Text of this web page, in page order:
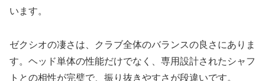
います。
ゼクシオの凄さは、クラブ全体のバランスの良さにありま
す。ヘッド単体の性能だけでなく、専用設計されたシャフ
トとの相性が完璧で、振り抜きやすさが段違いです。